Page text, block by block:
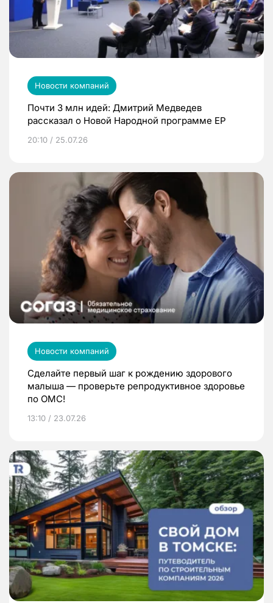
Новости компаний
Почти 3 млн идей: Дмитрий Медведев
рассказал о Новой Народной программе ЕР
20:10 / 25.07.26
Новости компаний
Сделайте первый шаг к рождению здорового
малыша — проверьте репродуктивное здоровье
по ОМС!
13:10 / 23.07.26